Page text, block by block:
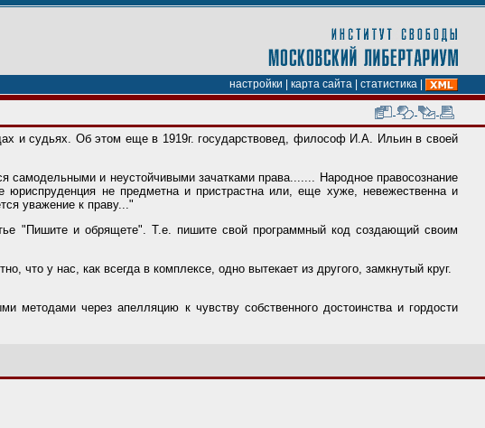
настройки карта сайта статистика
и судьях. Об этом еще в 1919г. государствовед, философ И.А. Ильин в своей
и неустойчивыми зачатками права....... Народное правосознание
не предметна и пристрастна или, еще хуже, невежественна и
уважение к праву..."
"Пишите и обрящете". Т.е. пишите свой программный код создающий своим
что у нас, как всегда в комплексе, одно вытекает из другого, замкнутый круг.
через апелляцию к чувству собственного достоинства и гордости